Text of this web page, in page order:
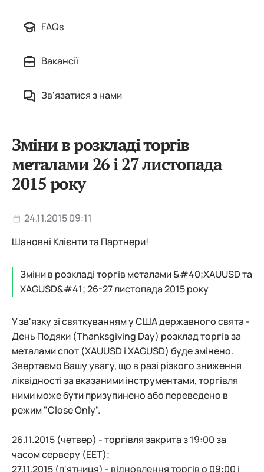
FAQs
Вакансії
Зв'язатися з нами
Зміни в розкладі торгів
металами 26 і 27 листопада
2015 року
24.11.2015 09:11
Шановні Клієнти та Партнери!
Зміни в розкладі торгів металами &#40;XAUUSD та
XAGUSD&#41; 26-27 листопада 2015 року
У зв'язку зі святкуванням у США державного свята -
День Подяки (Thanksgiving Day) розклад торгів за
металами спот (XAUUSD і XAGUSD) буде змінено.
Звертаємо Вашу увагу, що в разі різкого зниження
ліквідності за вказаними інструментами, торгівля
ними може бути призупинено або переведено в
режим "Close Only".
26.11.2015 (четвер) - торгівля закрита з 19:00 за
часом серверу (EET);
27.11.2015 (п'ятниця) - відновлення торгів о 09:00 і